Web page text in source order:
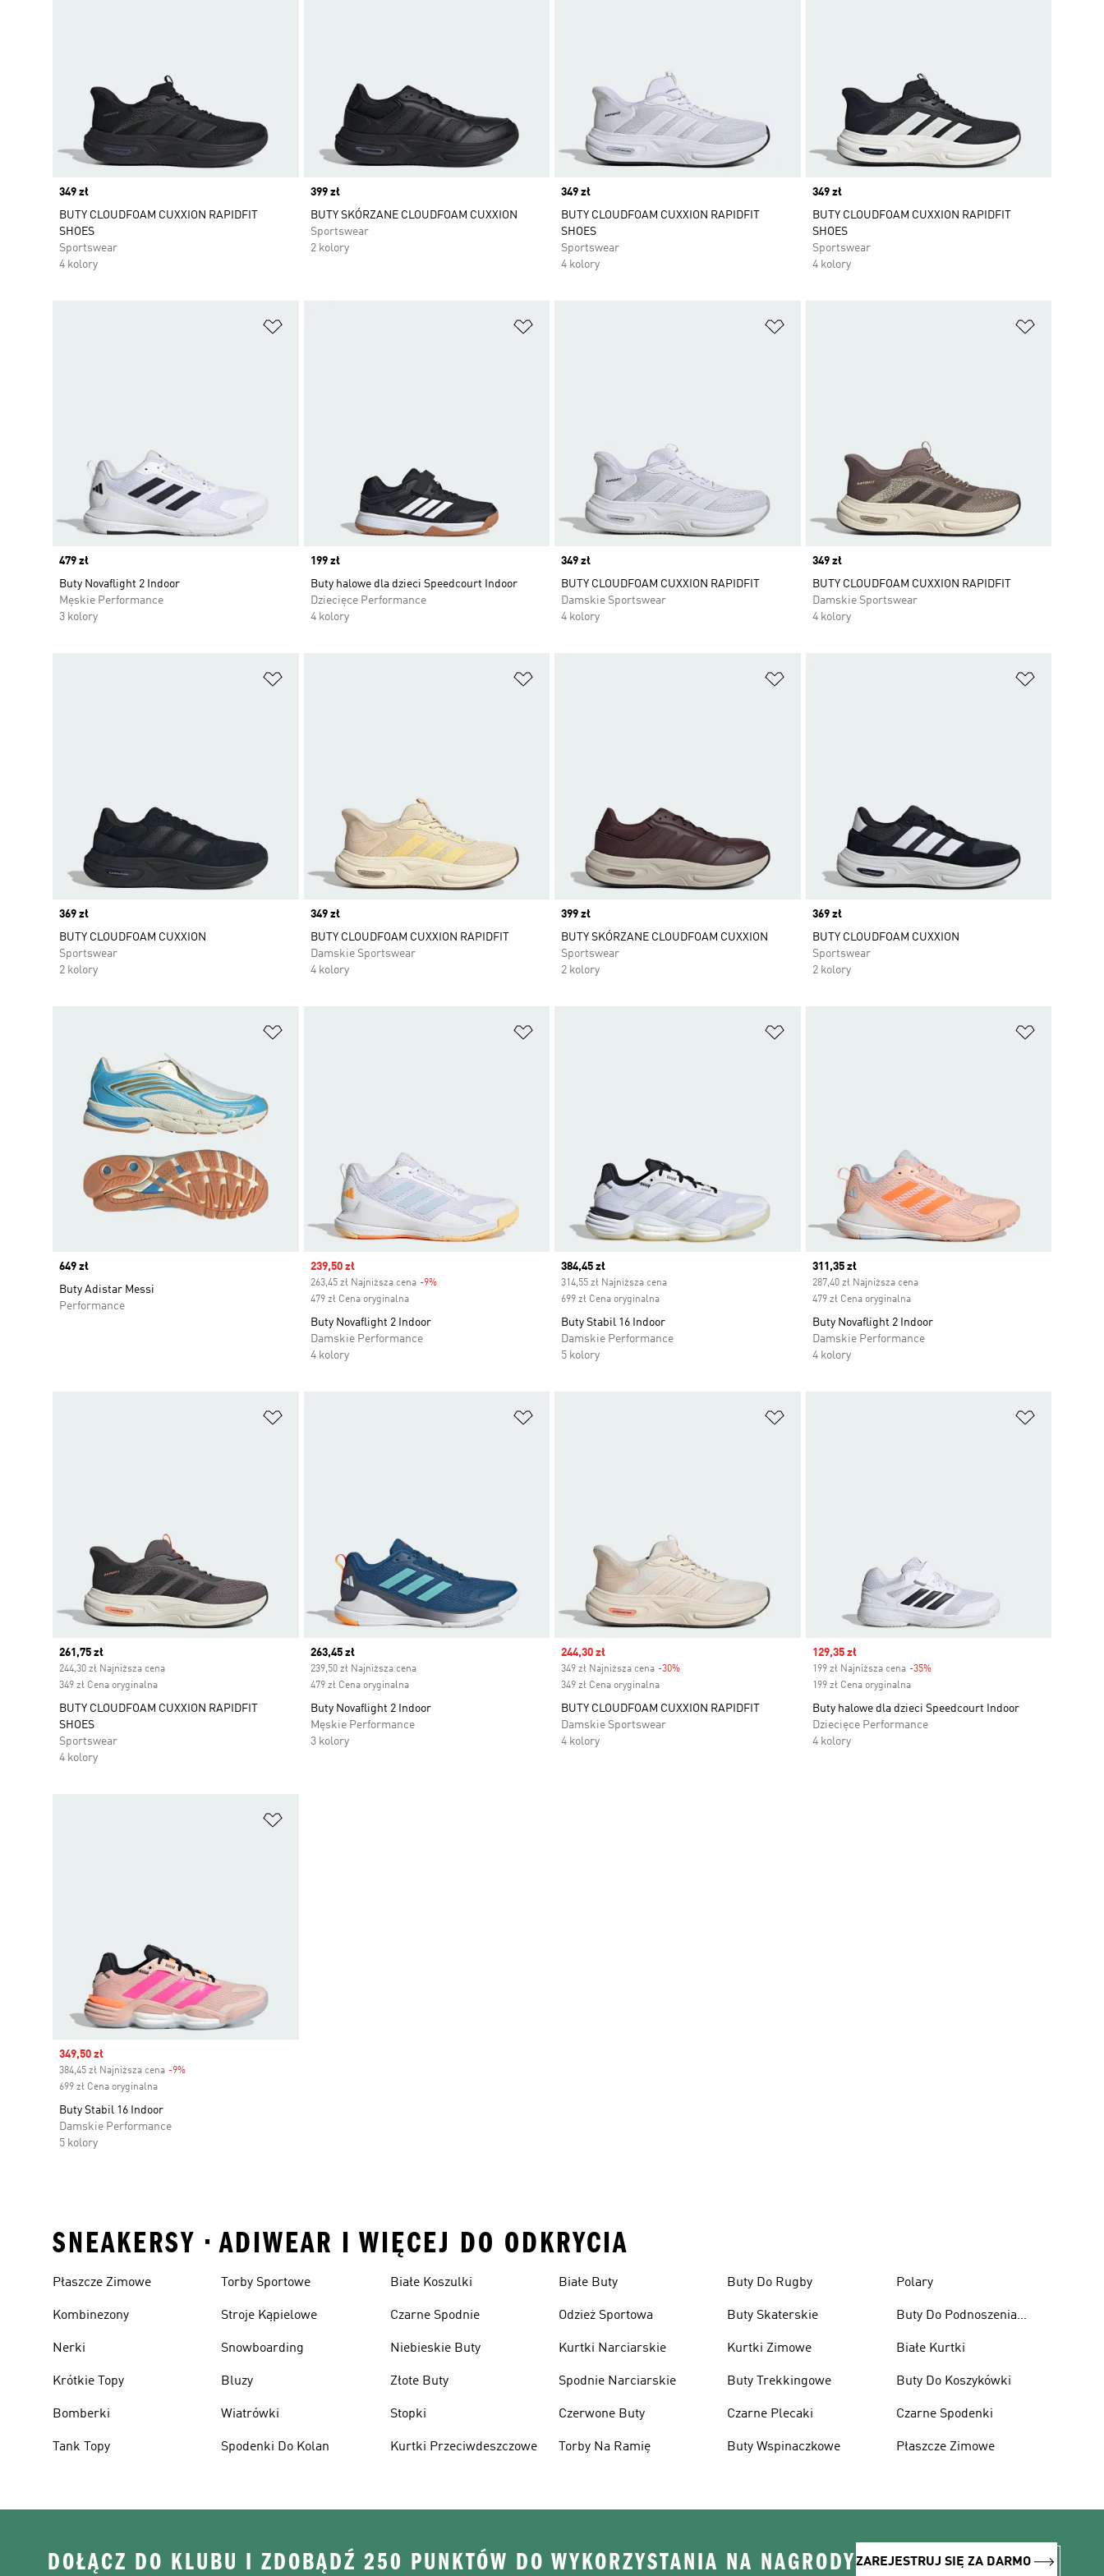
Price
349 zł
BUTY CLOUDFOAM CUXXION RAPIDFIT
SHOES
Sportswear
4 kolory
Price
399 zł
BUTY SKÓRZANE CLOUDFOAM CUXXION
Sportswear
2 kolory
Price
349 zł
BUTY CLOUDFOAM CUXXION RAPIDFIT
SHOES
Sportswear
4 kolory
Price
349 zł
BUTY CLOUDFOAM CUXXION RAPIDFIT
SHOES
Sportswear
4 kolory
Price
479 zł
Buty Novaflight 2 Indoor
Męskie Performance
3 kolory
Price
199 zł
Buty halowe dla dzieci Speedcourt Indoor
Dziecięce Performance
4 kolory
Price
349 zł
BUTY CLOUDFOAM CUXXION RAPIDFIT
Damskie Sportswear
4 kolory
Price
349 zł
BUTY CLOUDFOAM CUXXION RAPIDFIT
Damskie Sportswear
4 kolory
Price
369 zł
BUTY CLOUDFOAM CUXXION
Sportswear
2 kolory
Price
349 zł
BUTY CLOUDFOAM CUXXION RAPIDFIT
Damskie Sportswear
4 kolory
Price
399 zł
BUTY SKÓRZANE CLOUDFOAM CUXXION
Sportswear
2 kolory
Price
369 zł
BUTY CLOUDFOAM CUXXION
Sportswear
2 kolory
Price
649 zł
Buty Adistar Messi
Performance
Sale price
239,50 zł
263,45 zł Najniższa cena -9%Discount
479 zł Cena oryginalna
Buty Novaflight 2 Indoor
Damskie Performance
4 kolory
Current price
384,45 zł
314,55 zł Najniższa cena
699 zł Cena oryginalna
Buty Stabil 16 Indoor
Damskie Performance
5 kolory
Current price
311,35 zł
287,40 zł Najniższa cena
479 zł Cena oryginalna
Buty Novaflight 2 Indoor
Damskie Performance
4 kolory
Current price
261,75 zł
244,30 zł Najniższa cena
349 zł Cena oryginalna
BUTY CLOUDFOAM CUXXION RAPIDFIT
SHOES
Sportswear
4 kolory
Current price
263,45 zł
239,50 zł Najniższa cena
479 zł Cena oryginalna
Buty Novaflight 2 Indoor
Męskie Performance
3 kolory
Sale price
244,30 zł
349 zł Najniższa cena -30%
349 zł Cena oryginalna
BUTY CLOUDFOAM CUXXION RAPIDFIT
Damskie Sportswear
4 kolory
Sale price
129,35 zł
199 zł Najniższa cena -35%Discount
199 zł Cena oryginalna
Buty halowe dla dzieci Speedcourt Indoor
Dziecięce Performance
4 kolory
Sale price
349,50 zł
384,45 zł Najniższa cena -9%
699 zł Cena oryginalna
Buty Stabil 16 Indoor
Damskie Performance
5 kolory
SNEAKERSY • ADIWEAR I WIĘCEJ DO ODKRYCIA
Płaszcze Zimowe
Kombinezony
Nerki
Krótkie Topy
Bomberki
Tank Topy
Torby Sportowe
Stroje Kąpielowe
Snowboarding
Bluzy
Wiatrówki
Spodenki Do Kolan
Białe Koszulki
Czarne Spodnie
Niebieskie Buty
Złote Buty
Stopki
Kurtki Przeciwdeszczowe
Białe Buty
Odzież Sportowa
Kurtki Narciarskie
Spodnie Narciarskie
Czerwone Buty
Torby Na Ramię
Buty Do Rugby
Buty Skaterskie
Kurtki Zimowe
Buty Trekkingowe
Czarne Plecaki
Buty Wspinaczkowe
Polary
Buty Do Podnoszenia
Białe Kurtki
Buty Do Koszykówki
Czarne Spodenki
Płaszcze Zimowe
DOŁĄCZ DO KLUBU I ZDOBĄDŹ 250 PUNKTÓW DO WYKORZYSTANIA NA NAGRODYZAREJESTRUJ SIĘ ZA DARMO